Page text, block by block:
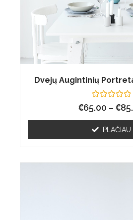
Dvejų Augintinių
Įvertinimas:
0
€65.00 – €
PLAČIAU